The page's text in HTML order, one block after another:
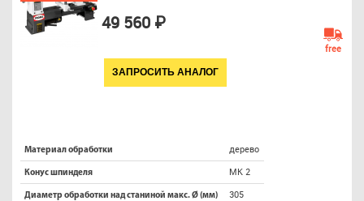
49 560 ₽
ЗАПРОСИТЬ АНАЛОГ
free
Материал обработки дерево
Конус шпинделя МК 2
Диаметр обработки над станиной макс. Ø (мм) 305